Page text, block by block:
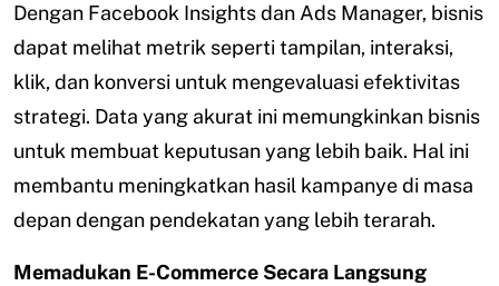
Dengan Facebook Insights dan Ads Manager, bisnis
dapat melihat metrik seperti tampilan, interaksi,
klik, dan konversi untuk mengevaluasi efektivitas
strategi. Data yang akurat ini memungkinkan bisnis
untuk membuat keputusan yang lebih baik. Hal ini
membantu meningkatkan hasil kampanye di masa
depan dengan pendekatan yang lebih terarah.
Memadukan E-Commerce Secara Langsung